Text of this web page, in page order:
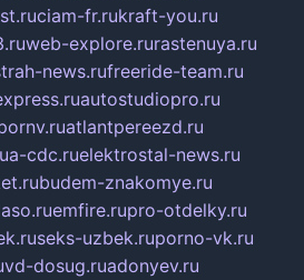
ciam-fr.rukraft-you.ru
web-explore.rurastenuya.ru
news.rufreeride-team.ru
autostudiopro.ru
atlantpereezd.ru
a-cdc.ruelektrostal-news.ru
budem-znakomye.ru
emfire.rupro-otdelky.ru
seks-uzbek.ruporno-vk.ru
vd-dosug.ruadonyev.ru